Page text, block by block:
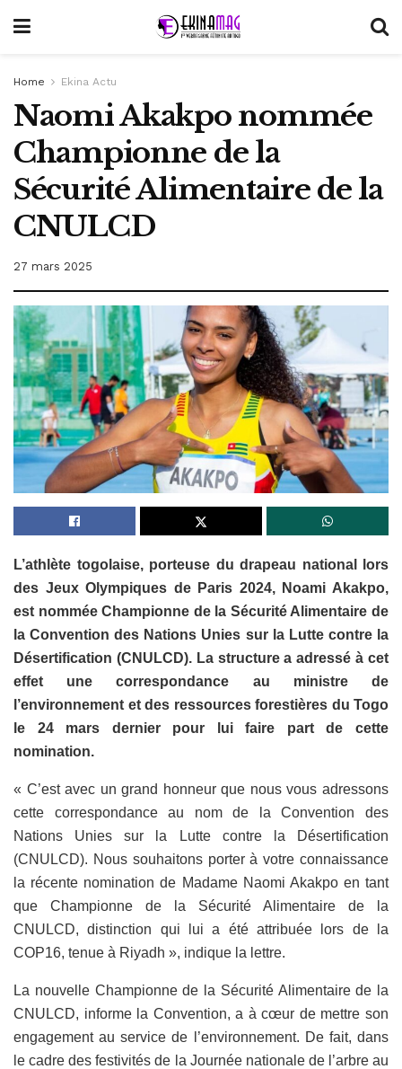
Home Ekina Actu
Naomi Akakpo nommée
Championne de la
Sécurité Alimentaire de la
CNULCD
27 mars 2025
L’athlète togolaise, porteuse du drapeau national lors
des Jeux Olympiques de Paris 2024, Noami Akakpo,
est nommée Championne de la Sécurité Alimentaire de
la Convention des Nations Unies sur la Lutte contre la
Désertification (CNULCD). La structure a adressé à cet
effet une correspondance au ministre de
l’environnement et des ressources forestières du Togo
le 24 mars dernier pour lui faire part de cette
nomination.
« C’est avec un grand honneur que nous vous adressons
cette correspondance au nom de la Convention des
Nations Unies sur la Lutte contre la Désertification
(CNULCD). Nous souhaitons porter à votre connaissance
la récente nomination de Madame Naomi Akakpo en tant
que Championne de la Sécurité Alimentaire de la
CNULCD, distinction qui lui a été attribuée lors de la
COP16, tenue à Riyadh », indique la lettre.
La nouvelle Championne de la Sécurité Alimentaire de la
CNULCD, informe la Convention, a à cœur de mettre son
engagement au service de l’environnement. De fait, dans
le cadre des festivités de la Journée nationale de l’arbre au